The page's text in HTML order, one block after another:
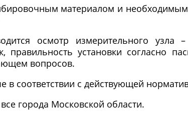
материалом и
осмотр измерительного узла
правильность установки согласно
вопросов.
соответствии с действующей
города Московской области.